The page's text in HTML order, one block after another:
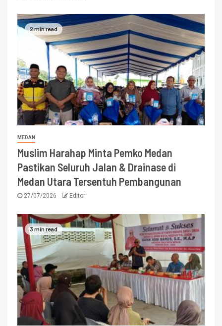
2 min read
MEDAN
Muslim Harahap Minta Pemko Medan
Pastikan Seluruh Jalan & Drainase di
Medan Utara Tersentuh Pembangunan
27/07/2026 Editor
3 min read